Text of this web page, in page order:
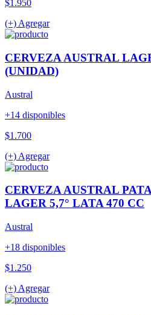
$1.950
(+) Agregar
CERVEZA AUSTRAL
(UNIDAD)
Austral
+14 disponibles
$1.700
(+) Agregar
CERVEZA AUSTRAL
LAGER 5,7° LATA 470 CC
Austral
+18 disponibles
$1.250
(+) Agregar